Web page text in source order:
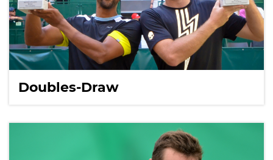
Doubles-Draw